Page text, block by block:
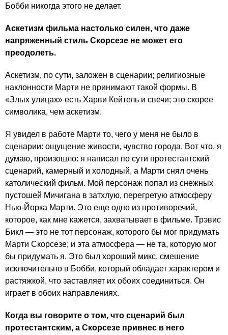
Бобби никогда этого не делает.
Аскетизм фильма настолько силен, что даже
напряженный стиль Скорсезе не может его
преодолеть.
Аскетизм, по сути, заложен в сценарии; религиозные
наклонности Марти не принимают такой формы. В
«Злых улицах» есть Харви Кейтель и свечи; это скорее
символика, чем аскетизм.
Я увидел в работе Марти то, чего у меня не было в
сценарии: ощущение живости, чувство города. Вот что, я
думаю, произошло: я написал по сути протестантский
сценарий, камерный и холодный, а Марти снял очень
католический фильм. Мой персонаж попал из снежных
пустошей Мичигана в затхлую, перегретую атмосферу
Нью-Йорка Марти. Это еще одно из противоречий,
которое, как мне кажется, захватывает в фильме. Трэвис
Бикл — это не тот персонаж, которого бы мог придумать
Марти Скорсезе; и эта атмосфера — не та, которую мог
бы придумать я. Это был хороший микс, смешение
исключительно в Бобби, который обладает характером и
растяжкой, что заставляет их обоих соединиться. Он
играет в обоих направлениях.
Когда вы говорите о том, что сценарий был
протестантским, а Скорсезе привнес в него